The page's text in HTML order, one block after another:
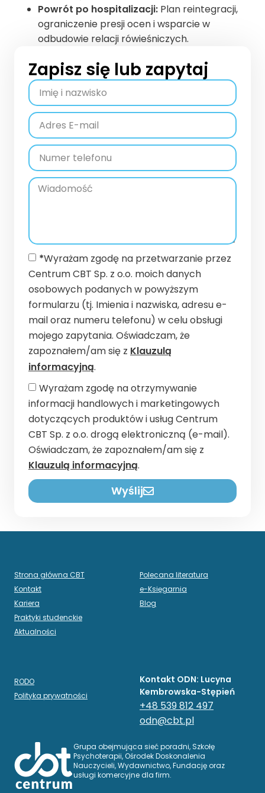
Powrót po hospitalizacji: Plan reintegracji,
ograniczenie presji ocen i wsparcie w
odbudowie relacji rówieśniczych.
Zapisz się lub zapytaj
*Wyrażam zgodę na przetwarzanie przez
Centrum CBT Sp. z o.o. moich danych
osobowych podanych w powyższym
formularzu (tj. Imienia i nazwiska, adresu e-
mail oraz numeru telefonu) w celu obsługi
mojego zapytania. Oświadczam, że
zapoznałem/am się z Klauzulą
informacyjną.
Wyrażam zgodę na otrzymywanie
informacji handlowych i marketingowych
dotyczących produktów i usług Centrum
CBT Sp. z o.o. drogą elektroniczną (e-mail).
Oświadczam, że zapoznałem/am się z
Klauzulą informacyjną.
Wyślij
Grupa obejmująca sieć poradni, Szkołę
Psychoterapii, Ośrodek Doskonalenia
Nauczycieli, Wydawnictwo, Fundację oraz
usługi komercyjne dla firm.
Strona główna CBT
Kontakt
Kariera
Praktyki studenckie
Aktualności
RODO
Polityka prywatności
Polecana literatura
e-Księgarnia
Blog
Kontakt ODN: Lucyna
Kembrowska-Stępień
+48 539 812 497
odn@cbt.pl